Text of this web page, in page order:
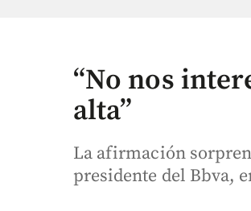
“No nos
alta”
La afirmación
presidente del Bbva,